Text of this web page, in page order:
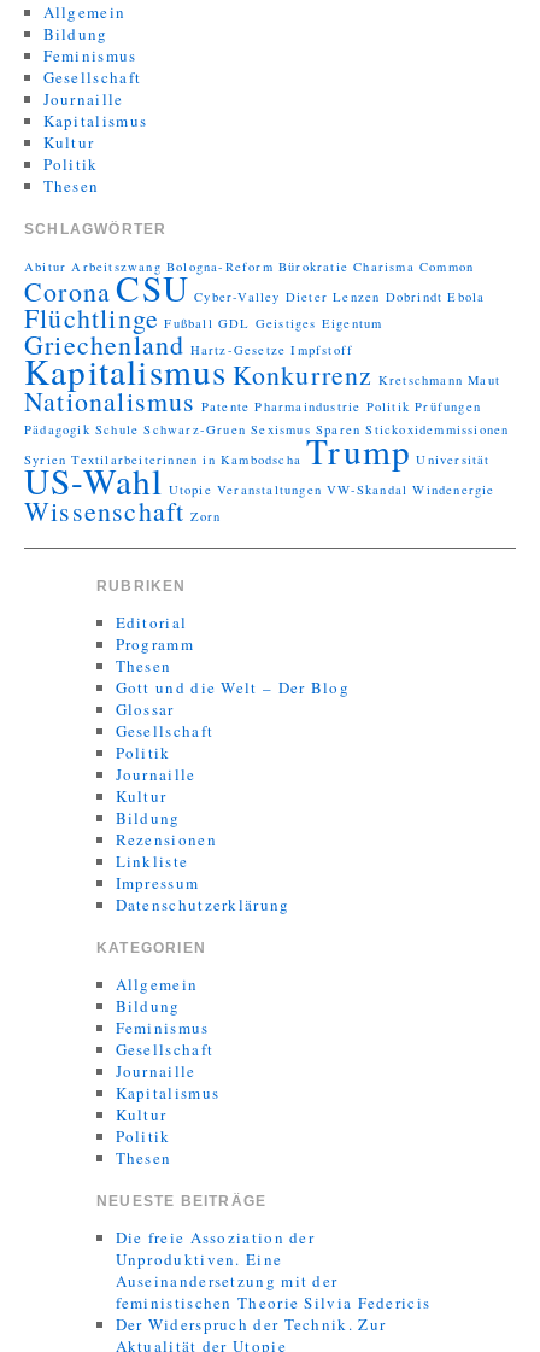
Allgemein
Bildung
Feminismus
Gesellschaft
Journaille
Kapitalismus
Kultur
Politik
Thesen
SCHLAGWÖRTER
Abitur Arbeitszwang Bologna-Reform Bürokratie Charisma Common
CoronaCSU Cyber-Valley Dieter Lenzen Dobrindt Ebola
Flüchtlinge Fußball GDL Geistiges Eigentum
Griechenland Hartz-Gesetze Impfstoff
Kapitalismus Konkurrenz Kretschmann Maut
Nationalismus Patente Pharmaindustrie Politik Prüfungen
Pädagogik Schule Schwarz-Gruen Sexismus Sparen Stickoxidemmissionen
Syrien Textilarbeiterinnen in Kambodscha Trump Universität
US-Wahl Utopie Veranstaltungen VW-Skandal Windenergie
Wissenschaft Zorn
RUBRIKEN
Editorial
Programm
Thesen
Gott und die Welt – Der Blog
Glossar
Gesellschaft
Politik
Journaille
Kultur
Bildung
Rezensionen
Linkliste
Impressum
Datenschutzerklärung
KATEGORIEN
Allgemein
Bildung
Feminismus
Gesellschaft
Journaille
Kapitalismus
Kultur
Politik
Thesen
NEUESTE BEITRÄGE
Die freie Assoziation der
Unproduktiven. Eine
Auseinandersetzung mit der
feministischen Theorie Silvia Federicis
Der Widerspruch der Technik. Zur
Aktualität der Utopie